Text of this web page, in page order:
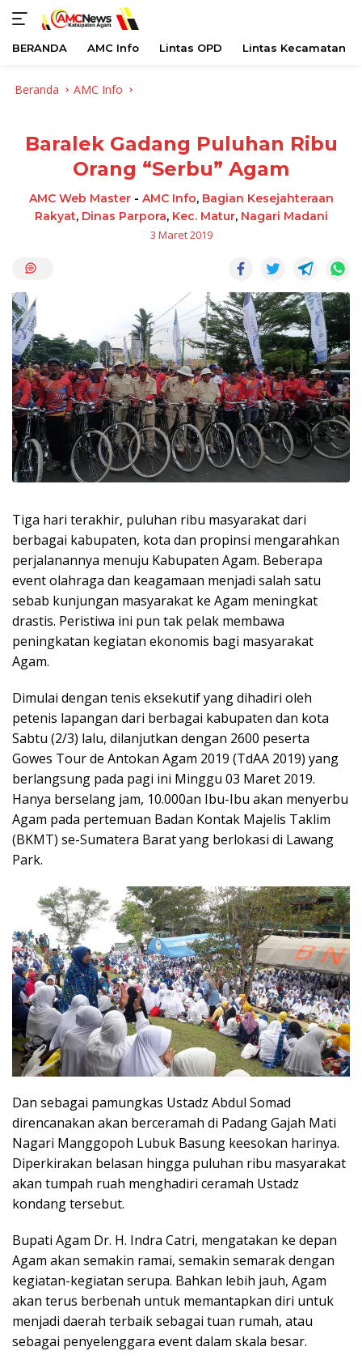
BERANDA AMC Info Lintas OPD Lintas Kecamatan
Beranda AMC Info
Baralek Gadang Puluhan Ribu
Orang “Serbu” Agam
AMC Web Master- AMC Info, Bagian Kesejahteraan
Rakyat, Dinas Parpora, Kec. Matur, Nagari Madani
3 Maret 2019
Tiga hari terakhir, puluhan ribu masyarakat dari
berbagai kabupaten, kota dan propinsi mengarahkan
perjalanannya menuju Kabupaten Agam. Beberapa
event olahraga dan keagamaan menjadi salah satu
sebab kunjungan masyarakat ke Agam meningkat
drastis. Peristiwa ini pun tak pelak membawa
peningkatan kegiatan ekonomis bagi masyarakat
Agam.
Dimulai dengan tenis eksekutif yang dihadiri oleh
petenis lapangan dari berbagai kabupaten dan kota
Sabtu (2/3) lalu, dilanjutkan dengan 2600 peserta
Gowes Tour de Antokan Agam 2019 (TdAA 2019) yang
berlangsung pada pagi ini Minggu 03 Maret 2019.
Hanya berselang jam, 10.000an Ibu-Ibu akan menyerbu
Agam pada pertemuan Badan Kontak Majelis Taklim
(BKMT) se-Sumatera Barat yang berlokasi di Lawang
Park.
Dan sebagai pamungkas Ustadz Abdul Somad
direncanakan akan berceramah di Padang Gajah Mati
Nagari Manggopoh Lubuk Basung keesokan harinya.
Diperkirakan belasan hingga puluhan ribu masyarakat
akan tumpah ruah menghadiri ceramah Ustadz
kondang tersebut.
Bupati Agam Dr. H. Indra Catri, mengatakan ke depan
Agam akan semakin ramai, semakin semarak dengan
kegiatan-kegiatan serupa. Bahkan lebih jauh, Agam
akan terus berbenah untuk memantapkan diri untuk
menjadi daerah terbaik sebagai tuan rumah, atau
sebagai penyelenggara event dalam skala besar.